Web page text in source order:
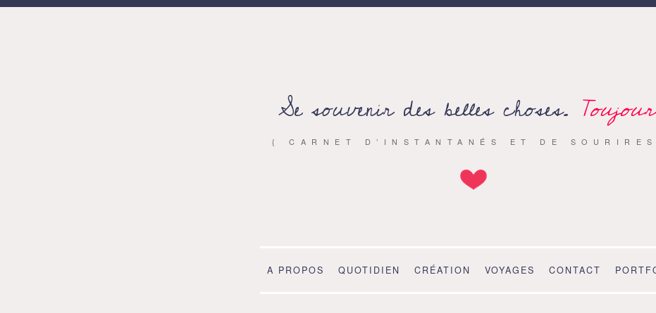
Se souvenir des belles choses.
{ CARNET D’INSTANTANÉS ET DE
A PROPOS QUOTIDIEN CRÉATION VOYAGES CONTACT